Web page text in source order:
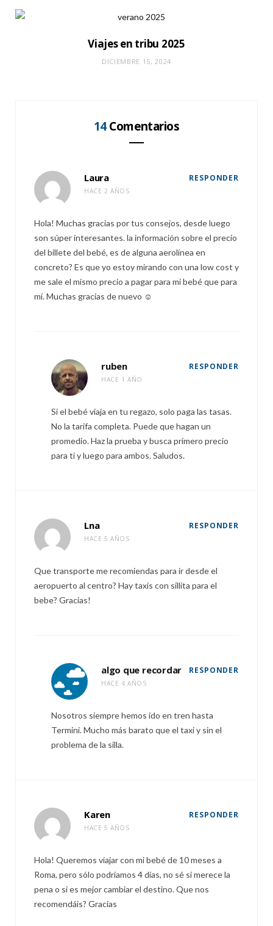
Viajes en tribu 2025
DICIEMBRE 15, 2024
14Comentarios
Laura
HACE 2 AÑOS
RESPONDER
Hola! Muchas gracias por tus consejos, desde luego
son súper interesantes. la información sobre el precio
del billete del bebé, es de alguna aerolínea en
concreto? Es que yo estoy mirando con una low cost y
me sale el mismo precio a pagar para mi bebé que para
mí. Muchas gracias de nuevo ☺️
ruben
HACE 1 AÑO
RESPONDER
Si el bebé viaja en tu regazo, solo paga las tasas.
No la tarifa completa. Puede que hagan un
promedio. Haz la prueba y busca primero precio
para ti y luego para ambos. Saludos.
Lna
HACE 5 AÑOS
RESPONDER
Que transporte me recomiendas para ir desde el
aeropuerto al centro? Hay taxis con sillita para el
bebe? Gracias!
algo que recordar
HACE 4 AÑOS
RESPONDER
Nosotros siempre hemos ido en tren hasta
Termini. Mucho más barato que el taxi y sin el
problema de la silla.
Karen
HACE 5 AÑOS
RESPONDER
Hola! Queremos viajar con mi bebé de 10 meses a
Roma, pero sólo podríamos 4 días, no sé si merece la
pena o si es mejor cambiar el destino. Que nos
recomendáis? Gracias